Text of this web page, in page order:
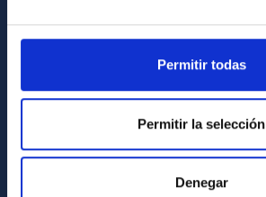
Permitir todas
Permitir la selección
Denegar
Legislation
Code of ethics and anti-fraud policy
Gender equality and diversity
Environment and Sustainability